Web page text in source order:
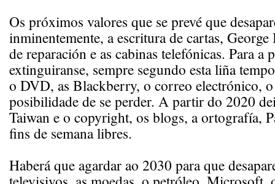
Os próximos valores que se prevé que
inminentemente, a escritura de cartas, George
de reparación e as cabinas telefónicas. Para a
extinguiranse, sempre segundo esta liña
o DVD, as Blackberry, o correo electrónico,
posibilidade de se perder. A partir do 2020
Taiwan e o copyright, os blogs, a ortografía,
fins de semana libres.
Haberá que agardar ao 2030 para que